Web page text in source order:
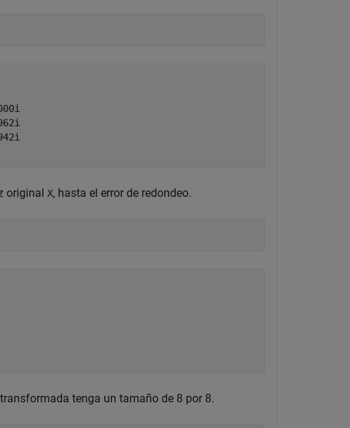
original X, hasta el error de redondeo.
tenga un tamaño de 8 por 8.